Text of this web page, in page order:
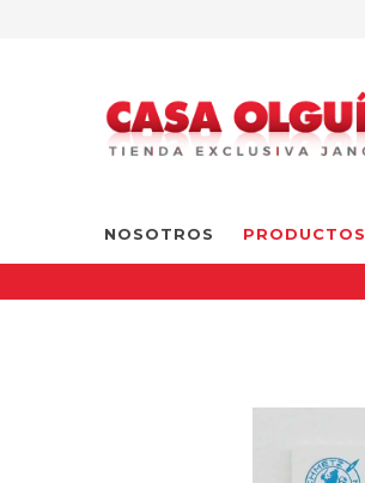
NOSOTROS PRODUCTOS